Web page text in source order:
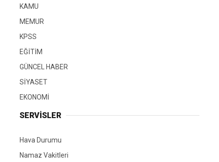
KAMU
MEMUR
KPSS
EĞİTİM
GÜNCEL HABER
SİYASET
EKONOMİ
SERVİSLER
Hava Durumu
Namaz Vakitleri